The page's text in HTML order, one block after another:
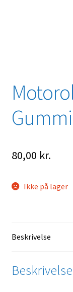
80,00 kr.
Ikke på lager
Beskrivelse
Beskrivelse